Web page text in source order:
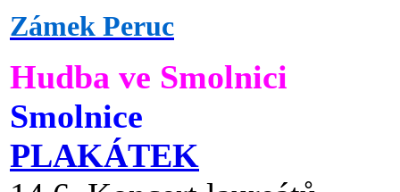
Zámek Peruc
Hudba ve Smolnici
Smolnice
PLAKÁTEK